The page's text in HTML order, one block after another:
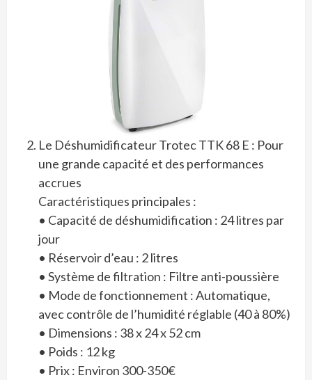
Le Déshumidificateur Trotec TTK 68 E : Pour
une grande capacité et des performances
accrues
Caractéristiques principales :
• Capacité de déshumidification : 24 litres par
jour
• Réservoir d’eau : 2 litres
• Système de filtration : Filtre anti-poussière
• Mode de fonctionnement : Automatique,
avec contrôle de l’humidité réglable (40 à 80%)
• Dimensions : 38 x 24 x 52 cm
• Poids : 12 kg
• Prix : Environ 300-350€